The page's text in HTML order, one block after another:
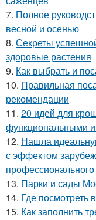
7. Полное
весной и осенью
8. Секреты
здоровые растения
9. Как выбрать и
10. Правильная
рекомендации
11. 20 идей для
функциональными
12. Нашла
с эффектом
13. Парки и сады
14. Где посмотреть
15. Как заполнить